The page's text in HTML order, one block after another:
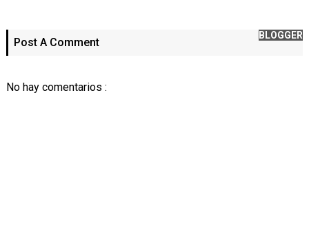
Post A Comment
BLOGGER
No hay comentarios :